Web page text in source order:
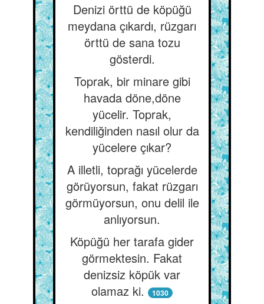
Denizi örttü de köpüğü
meydana çıkardı, rüzgarı
örttü de sana tozu
gösterdi.
Toprak, bir minare gibi
havada döne,döne
yücelir. Toprak,
kendiliğinden nasıl olur da
yücelere çıkar?
A illetli, toprağı yücelerde
görüyorsun, fakat rüzgarı
görmüyorsun, onu delil ile
anlıyorsun.
Köpüğü her tarafa gider
görmektesin. Fakat
denizsiz köpük var
olamaz ki.
1030